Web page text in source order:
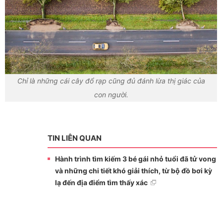
Chỉ là những cái cây đổ rạp cũng đủ đánh lừa thị giác của
con người.
TIN LIÊN QUAN
Hành trình tìm kiếm 3 bé gái nhỏ tuổi đã tử vong
và những chi tiết khó giải thích, từ bộ đồ bơi kỳ
lạ đến địa điểm tìm thấy xác